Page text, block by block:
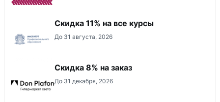
Скидка 11% на все курсы
До 31 августа, 2026
Скидка 8% на заказ
До 31 декабря, 2026